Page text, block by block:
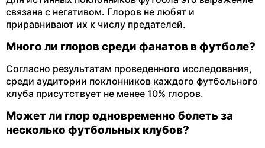
связана с негативом. Глоров не любят и
приравнивают их к числу предателей.
Много ли глоров среди фанатов в футболе?
Согласно результатам проведенного исследования,
среди аудитории поклонников каждого футбольного
клуба присутствует не менее 10% глоров.
Может ли глор одновременно болеть за
несколько футбольных клубов?